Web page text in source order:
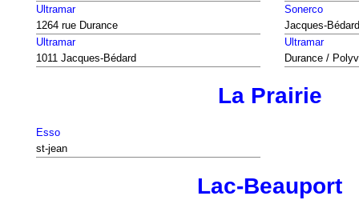
Ultramar
1264 rue Durance
Sonerco
Jacques-
Ultramar
1011 Jacques-Bédard
Ultramar
Durance /
La Prairie
Esso
st-jean
Lac-Beauport